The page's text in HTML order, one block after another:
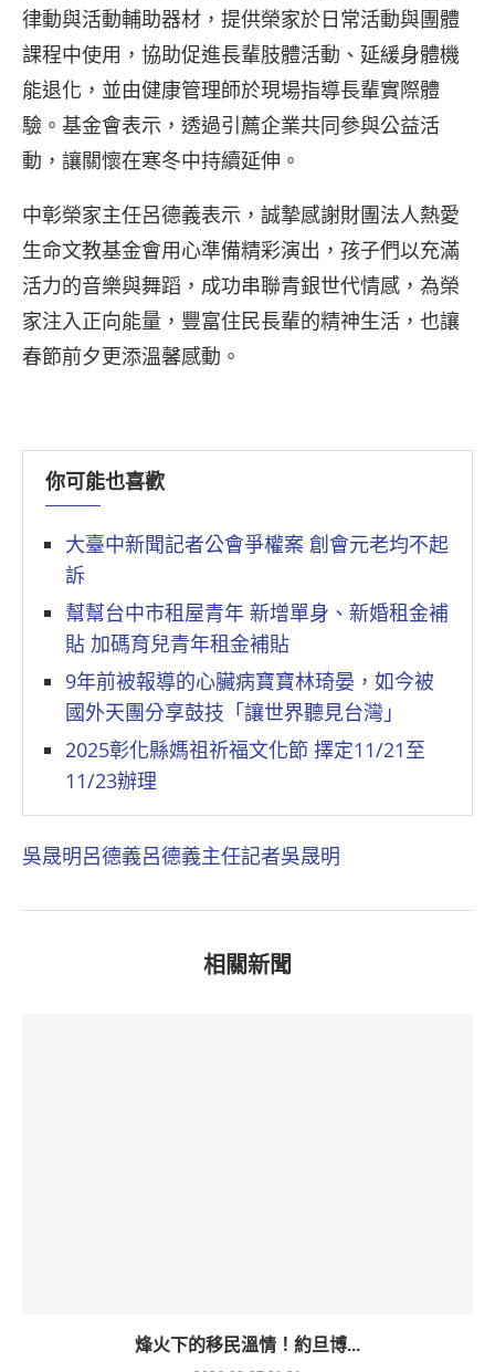
律動與活動輔助器材，提供榮家於日常活動與團體
課程中使用，協助促進長輩肢體活動、延緩身體機
能退化，並由健康管理師於現場指導長輩實際體
驗。基金會表示，透過引薦企業共同參與公益活
動，讓關懷在寒冬中持續延伸。
中彰榮家主任呂德義表示，誠摯感謝財團法人熱愛
生命文教基金會用心準備精彩演出，孩子們以充滿
活力的音樂與舞蹈，成功串聯青銀世代情感，為榮
家注入正向能量，豐富住民長輩的精神生活，也讓
春節前夕更添溫馨感動。
你可能也喜歡
大臺中新聞記者公會爭權案 創會元老均不起
訴
幫幫台中市租屋青年 新增單身、新婚租金補
貼 加碼育兒青年租金補貼
9年前被報導的心臟病寶寶林琦晏，如今被
國外天團分享鼓技「讓世界聽見台灣」
2025彰化縣媽祖祈福文化節 擇定11/21至
11/23辦理
吳晟明呂德義呂德義主任記者吳晟明
相關新聞
烽火下的移民溫情！約旦博...